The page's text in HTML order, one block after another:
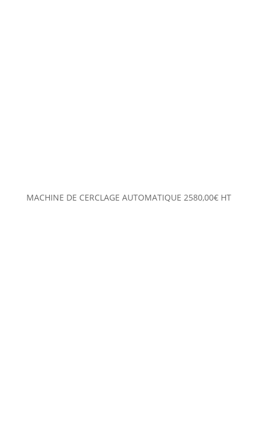
MACHINE DE CERCLAGE AUTOMATIQUE 2580,00€ HT